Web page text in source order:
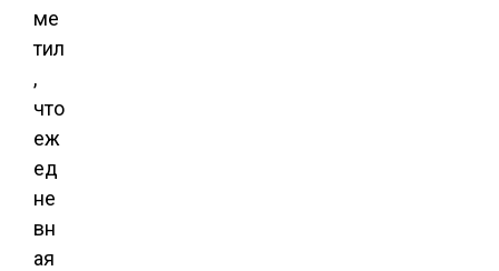
ме
тил
,
что
еж
ед
не
вн
ая